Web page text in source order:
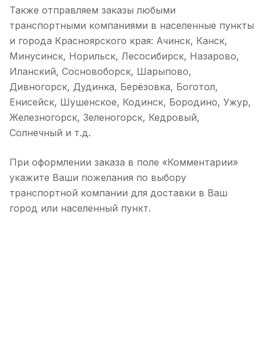
Также отправляем заказы любыми
транспортными компаниями в населенные пункты
и города Красноярского края: Ачинск, Канск,
Минусинск, Норильск, Лесосибирск, Назарово,
Иланский, Сосновоборск, Шарыпово,
Дивногорск, Дудинка, Берёзовка, Боготол,
Енисейск, Шушенское, Кодинск, Бородино, Ужур,
Железногорск, Зеленогорск, Кедровый,
Солнечный и т.д.
При оформлении заказа в поле «Комментарии»
укажите Ваши пожелания по выбору
транспортной компании для доставки в Ваш
город или населенный пункт.